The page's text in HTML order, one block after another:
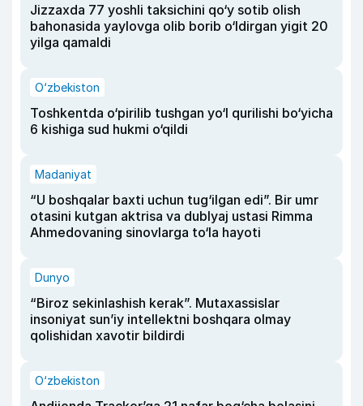
Jizzaxda 77 yoshli taksichini qo‘y sotib olish
bahonasida yaylovga olib borib o‘ldirgan yigit 20
yilga qamaldi
O‘zbekiston
Toshkentda o‘pirilib tushgan yo‘l qurilishi bo‘yicha
6 kishiga sud hukmi o‘qildi
Madaniyat
“U boshqalar baxti uchun tug‘ilgan edi”. Bir umr
otasini kutgan aktrisa va dublyaj ustasi Rimma
Ahmedovaning sinovlarga to‘la hayoti
Dunyo
“Biroz sekinlashish kerak”. Mutaxassislar
insoniyat sun’iy intellektni boshqara olmay
qolishidan xavotir bildirdi
O‘zbekiston